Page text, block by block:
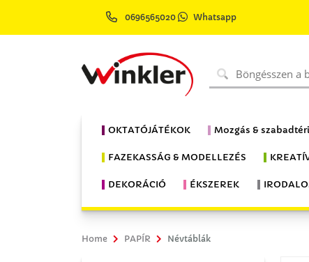
0696565020 Whatsapp
OKTATÓJÁTÉKOK Mozgás &
FAZEKASSÁG & MODELLEZÉS
DEKORÁCIÓ ÉKSZEREK
Home PAPÍR Névtáblák